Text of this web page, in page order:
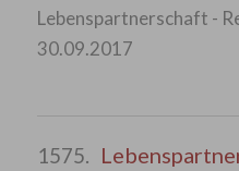
Lebenspartnerschaft -
30.09.2017
1575.